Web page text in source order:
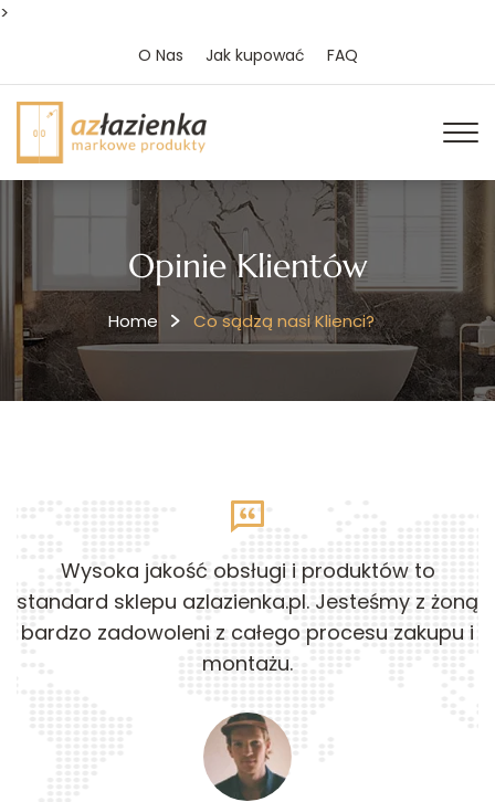
>
O Nas Jak kupować FAQ
Opinie Klientów
Home Co sądzą nasi Klienci?
Wysoka jakość obsługi i produktów to
standard sklepu azlazienka.pl. Jesteśmy z żoną
bardzo zadowoleni z całego procesu zakupu i
montażu.